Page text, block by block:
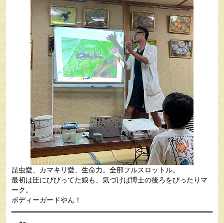
昆虫愛、カマキリ愛、生命力。全部フルスロットル。
最初は圧にびびってた娘も、気づけば博士の後ろをぴったりマ
ーク。
ボディーガードやん！